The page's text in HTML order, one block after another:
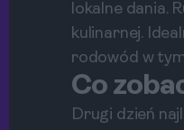
lokalne dania.
kulinarnej.
rodowód w
Co
Drugi dzień